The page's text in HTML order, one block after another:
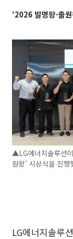
‘2026 발명왕·출
▲LG에너지솔루션
원왕' 시상식을 진행
LG에너지솔루